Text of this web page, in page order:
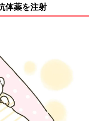
体薬を注射